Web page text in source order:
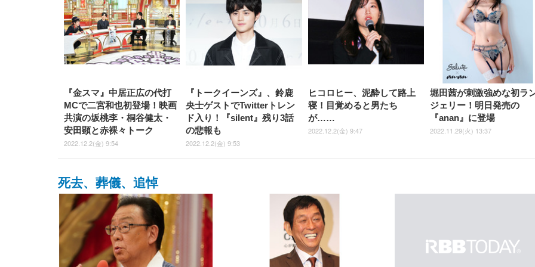
『金スマ』中居正広の代打
MCで二宮和也初登場！映画
共演の坂桃李・桐谷健太・
安田顕と赤裸々トーク
2022.12.2(金) 9:54
『トークイーンズ』、鈴鹿
央士ゲストでTwitterトレン
ド入り！『silent』残り3話
の悲報も
2022.12.2(金) 9:53
ヒコロヒー、泥酔して路上
寝！目覚めると男たち
が……
2022.12.2(金) 9:47
堀田茜が刺激強めな初ラ
ジェリー！明日発売の
『anan』に登場
2022.11.29(火) 13:37
死去、葬儀、追悼